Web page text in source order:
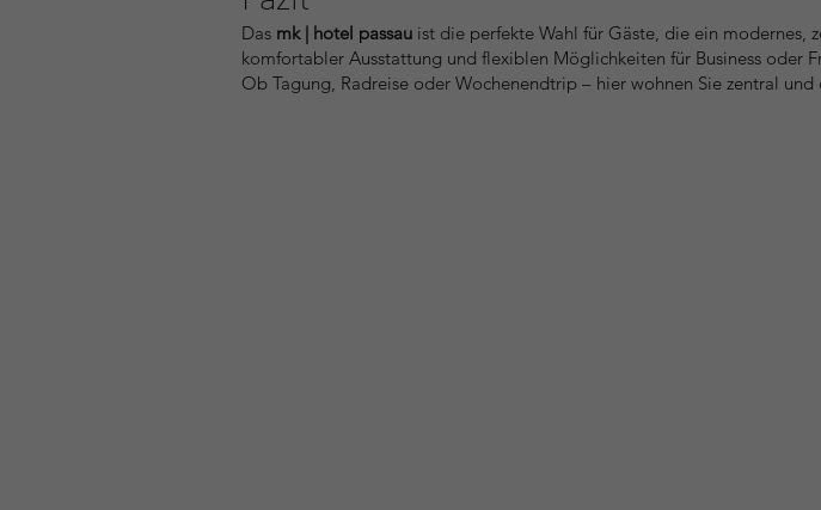
Das mk | hotel passauist die perfekte Wahl für Gäste, die ein modernes,
komfortabler Ausstattung und flexiblen Möglichkeiten für Business oder
Ob Tagung, Radreise oder Wochenendtrip – hier wohnen Sie zentral und